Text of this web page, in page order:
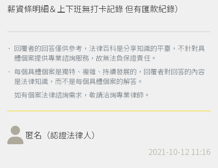
薪資條明細＆上下班無打卡記錄 但有匯款紀錄）
． 回覆者的回答僅供參考，法律百科是分享知識的平臺，不針對具
體個案提供專業諮詢服務，故無法負保證責任。
． 每個具體個案是獨特、複雜、持續發展的，回覆者對回答的內容
是法律知識，而不是每個具體個案的解答。
如有個案法律諮詢需求，敬請洽詢專業律師。
匿名（認證法律人）
2021-10-12 11:16